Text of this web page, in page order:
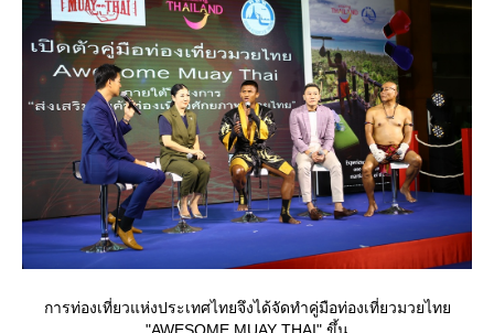
การท่องเที่ยวแห่งประเทศไทยจึงได้จัดทำคู่มือท่องเที่ยวมวยไท
"AWESOME MUAY THAI" ขึ้น